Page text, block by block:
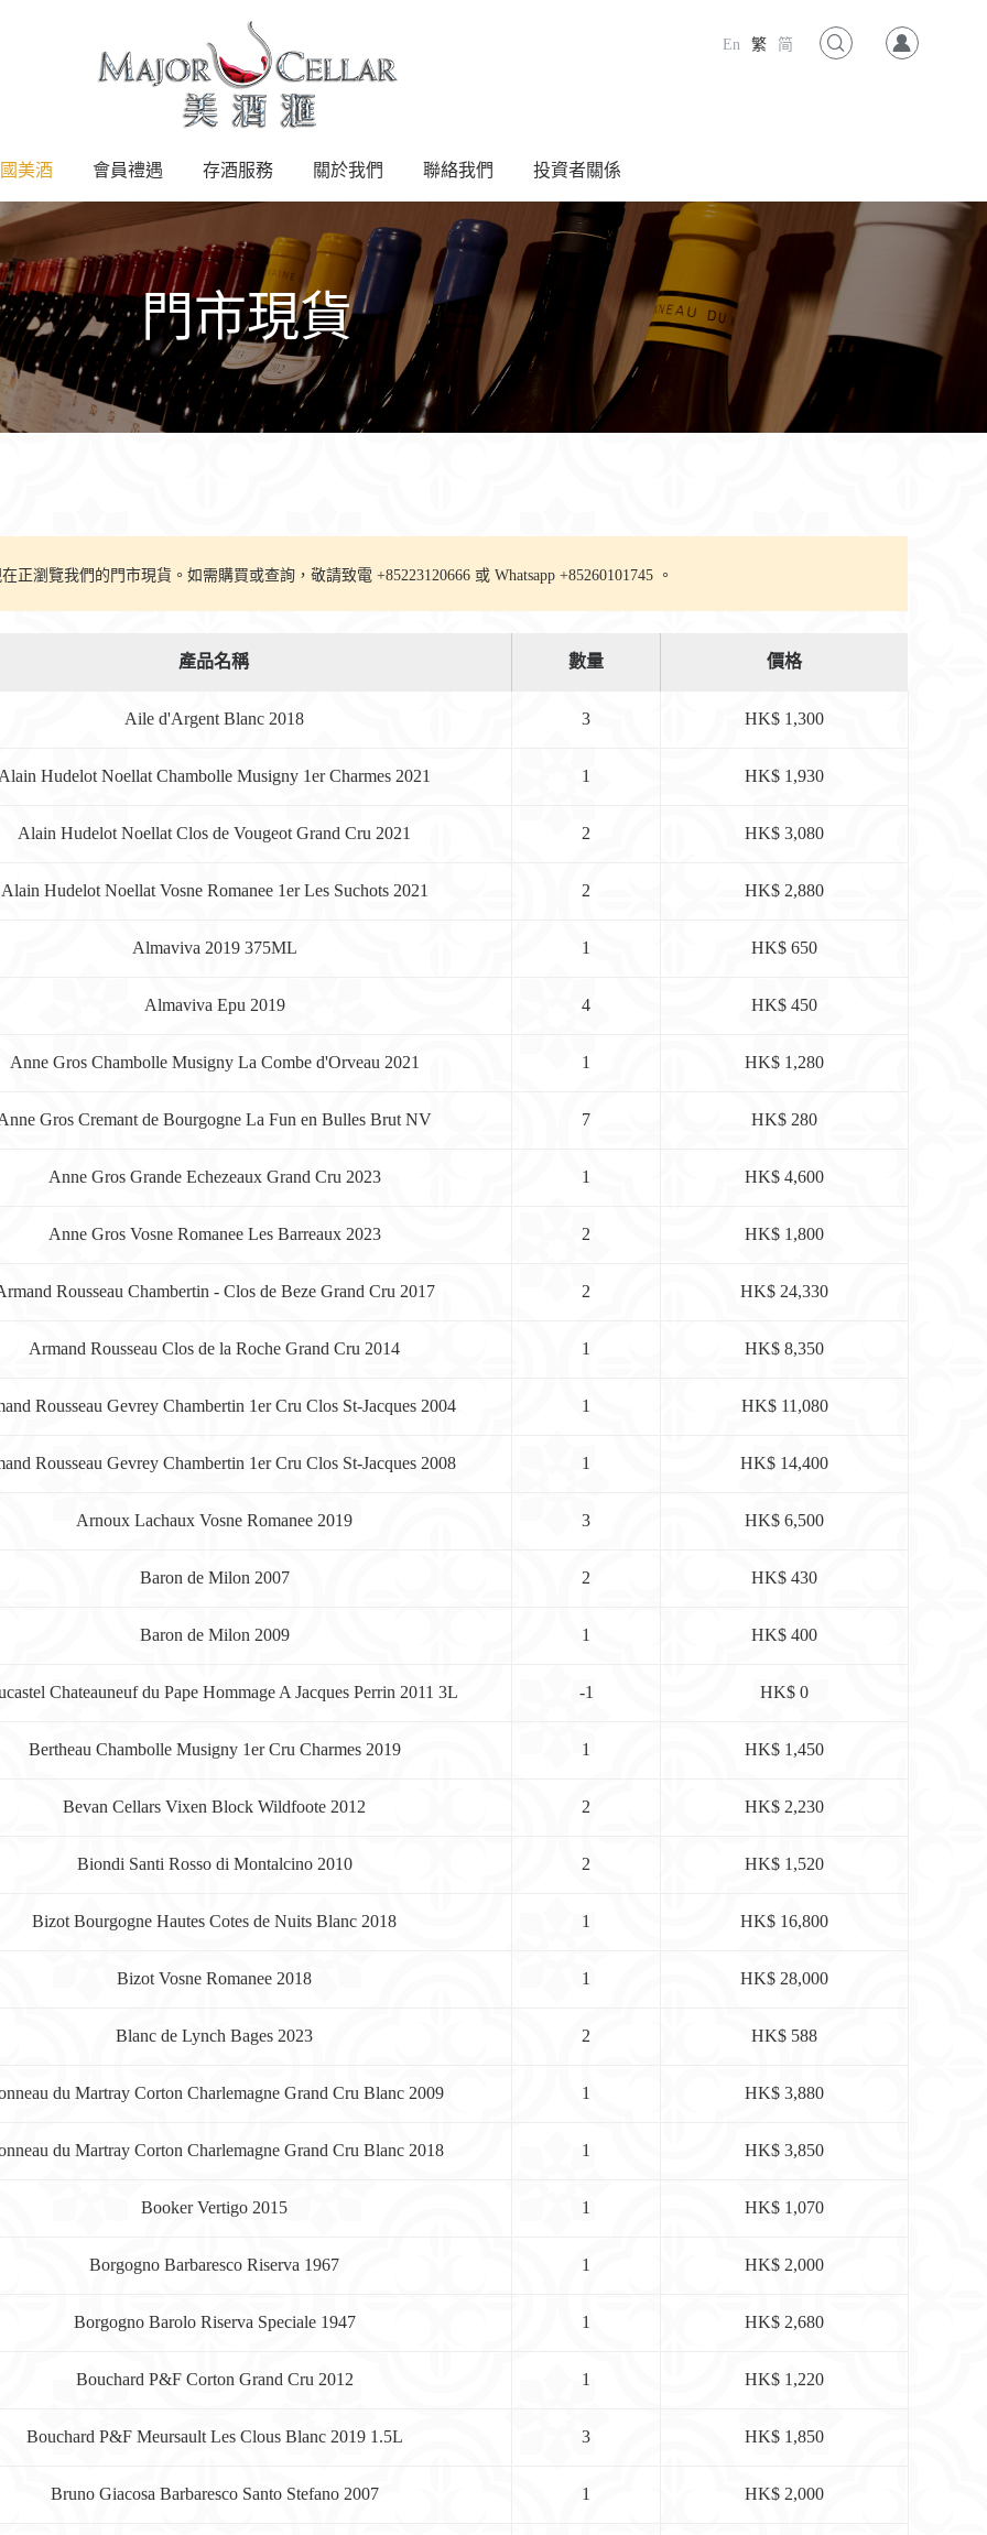
En 繁 简
美酒 會員禮遇 存酒服務 關於我們 聯絡我們 投資者關係
門市現貨
正瀏覽我們的門市現貨。如需購買或查詢，敬請致電 +85223120666 或 Whatsapp +85260101745 。
產品名稱 數量 價格
Aile d'Argent Blanc 2018 3 HK$ 1,300
Hudelot Noellat Chambolle Musigny 1er Charmes 2021 1 HK$ 1,930
Alain Hudelot Noellat Clos de Vougeot Grand Cru 2021 2 HK$ 3,080
Alain Hudelot Noellat Vosne Romanee 1er Les Suchots 2021 2 HK$ 2,880
Almaviva 2019 375ML 1 HK$ 650
Almaviva Epu 2019 4 HK$ 450
Anne Gros Chambolle Musigny La Combe d'Orveau 2021 1 HK$ 1,280
Gros Cremant de Bourgogne La Fun en Bulles Brut NV 7 HK$ 280
Anne Gros Grande Echezeaux Grand Cru 2023 1 HK$ 4,600
Anne Gros Vosne Romanee Les Barreaux 2023 2 HK$ 1,800
Rousseau Chambertin - Clos de Beze Grand Cru 2017 2 HK$ 24,330
Armand Rousseau Clos de la Roche Grand Cru 2014 1 HK$ 8,350
Rousseau Gevrey Chambertin 1er Cru Clos St-Jacques 2004 1 HK$ 11,080
Rousseau Gevrey Chambertin 1er Cru Clos St-Jacques 2008 1 HK$ 14,400
Arnoux Lachaux Vosne Romanee 2019 3 HK$ 6,500
Baron de Milon 2007 2 HK$ 430
Baron de Milon 2009 1 HK$ 400
Chateauneuf du Pape Hommage A Jacques Perrin 2011 3L -1 HK$ 0
Bertheau Chambolle Musigny 1er Cru Charmes 2019 1 HK$ 1,450
Bevan Cellars Vixen Block Wildfoote 2012 2 HK$ 2,230
Biondi Santi Rosso di Montalcino 2010 2 HK$ 1,520
Bizot Bourgogne Hautes Cotes de Nuits Blanc 2018 1 HK$ 16,800
Bizot Vosne Romanee 2018 1 HK$ 28,000
Blanc de Lynch Bages 2023 2 HK$ 588
du Martray Corton Charlemagne Grand Cru Blanc 2009 1 HK$ 3,880
du Martray Corton Charlemagne Grand Cru Blanc 2018 1 HK$ 3,850
Booker Vertigo 2015 1 HK$ 1,070
Borgogno Barbaresco Riserva 1967 1 HK$ 2,000
Borgogno Barolo Riserva Speciale 1947 1 HK$ 2,680
Bouchard P&F Corton Grand Cru 2012 1 HK$ 1,220
Bouchard P&F Meursault Les Clous Blanc 2019 1.5L 3 HK$ 1,850
Bruno Giacosa Barbaresco Santo Stefano 2007 1 HK$ 2,000